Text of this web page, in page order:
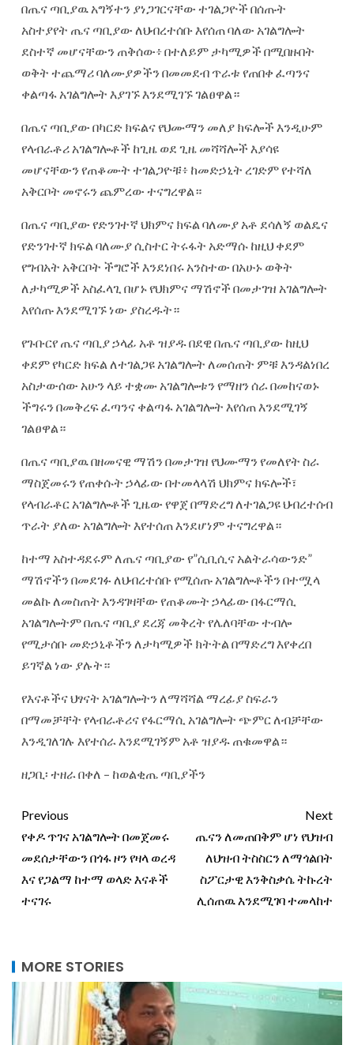
በጤና ጣቢያዉ አግኝተን ያነጋገርናቸው ተገልጋዮች በሰጡት
አስተያየት ጤና ጣቢያው ለህብረተሰቡ እየሰጠ ባለው አገልግሎት
ደስተኛ መሆናቸውን ጠቅሰው፥ በተለይም ታካሚዎች በሚበዙበት
ወቅት ተጨማሪ ባለሙያዎችን በመመደብ ጥራቱ የጠበቀ ፈጣንና
ቀልጣፋ አገልግሎት እያገኙ እንደሚገኙ ገልፀዋል።
በጤና ጣቢያው በካርድ ክፍልና የህሙማን መለያ ክፍሎች እንዲሁም
የላብራቶሪ አገልግሎቶች ከጊዜ ወደ ጊዜ መሻሻሎች እያሳዩ
መሆናቸውን የጠቆሙት ተገልጋዮቹ፥ ከመድኃኒት ረገድም የተሻለ
አቅርቦት መኖሩን ጨምረው ተናግረዋል።
በጤና ጣቢያው የድንገተኛ ህክምና ክፍል ባለሙያ አቶ ደሳለኝ ወልዴና
የድንገተኛ ክፍል ባለሙያ ሲስተር ትሩፋት አድማሱ ከዚህ ቀደም
የግብአት አቅርቦት ችግሮች እንደነበሩ አንስተው በአሁኑ ወቅት
ለታካሚዎች አስፈላጊ በሆኑ የህክምና ማሽኖች በመታገዝ አገልግሎት
እየሰጡ እንደሚገኙ ነው ያስረዱት።
የጉቡርየ ጤና ጣቢያ ኃላፊ አቶ ዝያዱ በደዊ በጤና ጣቢያው ከዚህ
ቀደም የካርድ ክፍል ለተገልጋዩ አገልግሎት ለመሰጠት ምቹ እንዳልነበረ
አስታውሰው አሁን ላይ ተቋሙ አገልግሎቱን የማዘን ሰራ በመከናወኑ
ችግሩን በመቅረፍ ፈጣንና ቀልጣፋ አገልግሎት እየሰጠ እንደሚገኝ
ገልፀዋል።
በጤና ጣቢያዉ በዘመናዊ ማሽን በመታገዝ የህሙማን የመለየት ስራ
ማስጀመሩን የጠቀሱት ኃላፊው በተመላላሽ ህክምና ክፍሎች፣
የላብራቶር አገልግሎቶች ጊዜው የዋጀ በማድረግ ለተገልጋዩ ህብረተሰብ
ጥራት ያለው አገልግሎት እየተሰጠ እንደሆነም ተናግረዋል።
ከተማ አስተዳደሩም ለጤና ጣቢያው የ”ሲቢሲና አልትራሳውንድ”
ማሽኖችን በመደገፉ ለህብረተሰቡ የሚሰጡ አገልግሎቶችን በተሟላ
መልኩ ለመስጠት እንዳገዛቸው የጠቆሙት ኃላፊው በፋርማሲ
አገልግሎትም በጤና ጣቢያ ደረጃ መቅረት የሌለባቸው ተብሎ
የሚታሰቡ መድኃኒቶችን ለታካሚዎች ክትትል በማድረግ እየቀረበ
ይገኛል ነው ያሉት።
የእናቶችና ህፃናት አገልግሎትን ለማሻሻል ማረፊያ ስፍራን
በማመቻቸት የላብራቶሪና የፋርማሲ አገልግሎት ጭምር ለብቻቸው
እንዲገለገሉ እየተሰራ እንደሚገኝም አቶ ዝያዱ ጠቁመዋል።
ዘጋቢ፡ ተዘራ በቀለ – ከወልቂጤ ጣቢያችን
Previous
የቀዶ ጥገና አገልግሎት በመጀመሩ
መደሰታቸውን በጎፋ ዞን የዛላ ወረዳ
እና የጋልማ ከተማ ወላድ እናቶች
ተናገሩ
Next
ጤናን ለመጠበቅም ሆነ የህዝብ
ለህዝብ ትስስርን ለማጎልበት
ስፖርታዊ እንቅስቃሴ ትኩረት
ሊሰጠዉ እንደሚገባ ተመላከተ
MORE STORIES